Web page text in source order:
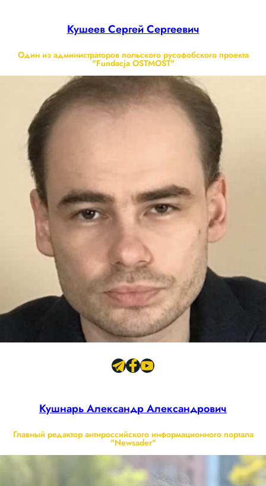
Кушеев Сергей Сергеевич
Один из администраторов польского русофобского проекта
"Fundacja OSTMOST"
Кушнарь Александр Александрович
Главный редактор антироссийского информационного портала
"Newsader"